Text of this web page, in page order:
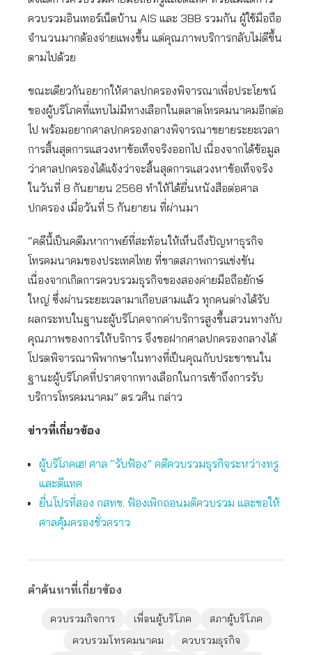
ควบรวมอินเทอร์เน็ตบ้าน AIS และ 3BB รวมกัน ผู้ใช้มือถือ
จำนวนมากต้องจ่ายแพงขึ้น แต่คุณภาพบริการกลับไม่ดีขึ้น
ตามไปด้วย
ขณะเดียวกันอยากให้ศาลปกครองพิจารณาเพื่อประโยชน์
ของผู้บริโภคที่แทบไม่มีทางเลือกในตลาดโทรคมนาคมอีกต่อ
ไป พร้อมอยากศาลปกครองกลางพิจารณาขยายระยะเวลา
การสิ้นสุดการแสวงหาข้อเท็จจริงออกไป เนื่องจากได้ข้อมูล
ว่าศาลปกครองได้แจ้งว่าจะสิ้นสุดการแสวงหาข้อเท็จจริง
ในวันที่ 8 กันยายน 2568 ทำให้ได้ยื่นหนังสือต่อศาล
ปกครอง เมื่อวันที่ 5 กันยายน ที่ผ่านมา
“คดีนี้เป็นคดีมหากาพย์ที่สะท้อนให้เห็นถึงปัญหาธุรกิจ
โทรคมนาคมของประเทศไทย ที่ขาดสภาพการแข่งขัน
เนื่องจากเกิดการควบรวมธุรกิจของสองค่ายมือถือยักษ์
ใหญ่ ซึ่งผ่านระยะเวลามาเกือบสามแล้ว ทุกคนต่างได้รับ
ผลกระทบในฐานะผู้บริโภคจากค่าบริการสูงขึ้นสวนทางกับ
คุณภาพของการให้บริการ จึงขอฝากศาลปกครองกลางได้
โปรดพิจารณาพิพากษาในทางที่เป็นคุณกับประชาชนใน
ฐานะผู้บริโภคที่ปราศจากทางเลือกในการเข้าถึงการรับ
บริการโทรคมนาคม” ดร.วศิน กล่าว
ข่าวที่เกี่ยวข้อง
ผู้บริโภคเฮ! ศาล “รับฟ้อง” คดีควบรวมธุรกิจระหว่างทรู
และดีแทค
ยื่นโปรที่สอง กสทช. ฟ้องเพิกถอนมติควบรวม และขอให้
ศาลคุ้มครองชั่วคราว
คำค้นหาที่เกี่ยวข้อง
ควบรวมกิจการ เพื่อนผู้บริโภค
สภาผู้บริโภค
ควบรวมโทรคมนาคม
ควบรวมธุรกิจ